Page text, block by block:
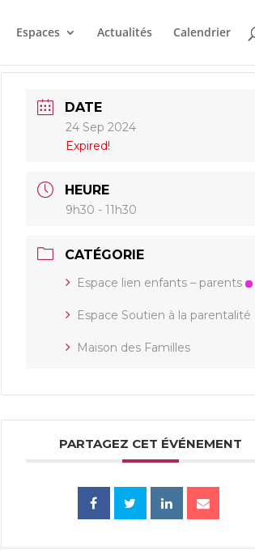
Espaces Actualités Calendrier
DATE
24 Sep 2024
Expired!
HEURE
9h30 - 11h30
CATÉGORIE
Espace lien enfants – parents
Espace Soutien à la parentalité
Maison des Familles
PARTAGEZ CET ÉVÉNEMENT